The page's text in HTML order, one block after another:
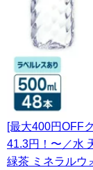
[最大400円OFF
41.3円！〜／水
緑茶 ミネラルウ